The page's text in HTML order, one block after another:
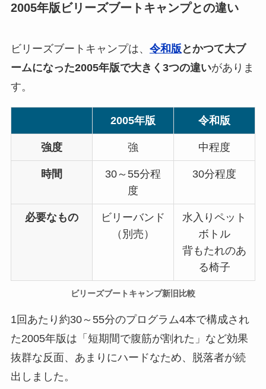
2005年版ビリーズブートキャンプとの違い
ビリーズブートキャンプは、 令和版 とかつて大ブ
ームになった2005年版で大きく3つの違いがありま
す。
2005年版 令和版
強度 強 中程度
時間
30～55分程
度
30分程度
必要なもの
ビリーバンド
（別売）
水入りペット
ボトル
背もたれのあ
る椅子
ビリーズブートキャンプ新旧比較
1回あたり約30～55分のプログラム4本で構成され
た2005年版は「短期間で腹筋が割れた」など効果
抜群な反面、あまりにハードなため、脱落者が続
出しました。